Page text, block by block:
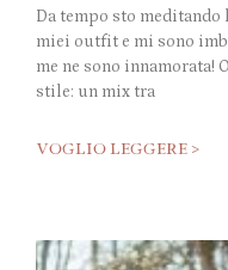
Da tempo sto
miei outfit e mi sono
me ne sono innamorata!
stile: un mix tra
VOGLIO LEGGERE >